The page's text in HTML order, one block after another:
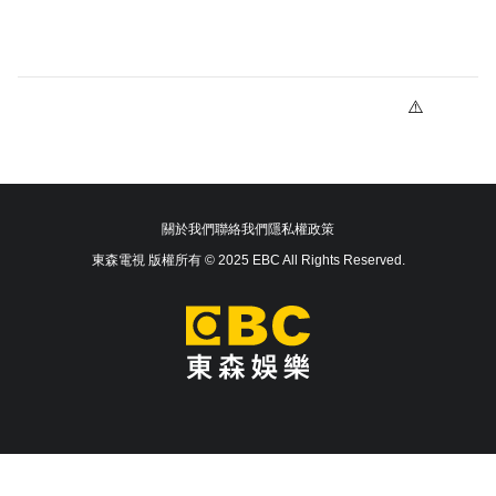
關於我們聯絡我們隱私權政策
東森電視 版權所有 © 2025 EBC All Rights Reserved.